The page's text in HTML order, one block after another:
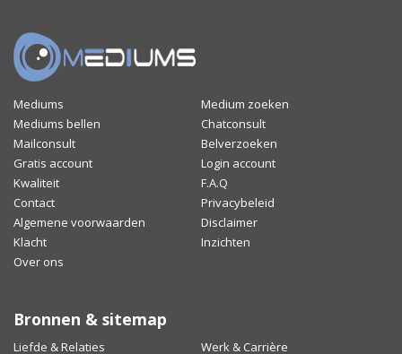
Mediums
Medium zoeken
Mediums bellen
Chatconsult
Mailconsult
Belverzoeken
Gratis account
Login account
Kwaliteit
F.A.Q
Contact
Privacybeleid
Algemene voorwaarden
Disclaimer
Klacht
Inzichten
Over ons
Bronnen & sitemap
Liefde & Relaties Werk & Carrière